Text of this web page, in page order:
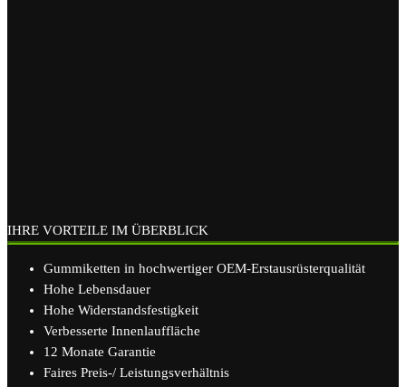
IHRE VORTEILE IM ÜBERBLICK
Gummiketten in hochwertiger OEM-Erstausrüsterqualität
Hohe Lebensdauer
Hohe Widerstandsfestigkeit
Verbesserte Innenlauffläche
12 Monate Garantie
Faires Preis-/ Leistungsverhältnis